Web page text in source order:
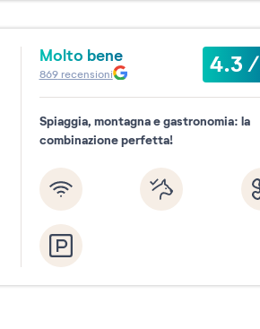
Molto bene 4.3/
869recensioni
Spiaggia, montagna e gastronomia: la
combinazione perfetta!